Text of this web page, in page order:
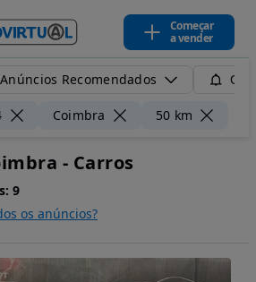
Começar
a vender
Anúncios Recomendados
Coimbra 50 km
- Carros
9
os anúncios?